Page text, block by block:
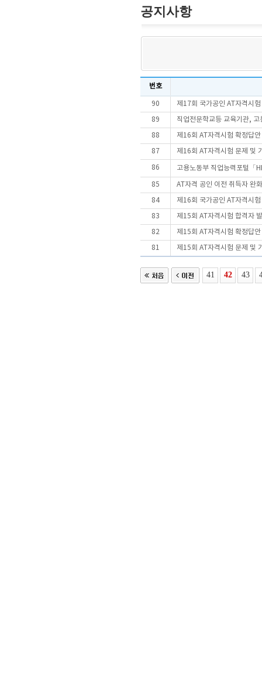
공지사항
번호
90 제17회 국가공인 AT자격시
89 직업전문학교등 교육기관,
88 제16회 AT자격시험 확정답
87 제16회 AT자격시험 문제 및
86 고용노동부 직업능력포털「
85 AT자격 공인 이전 취득자 완
84 제16회 국가공인 AT자격시
83 제15회 AT자격시험 합격자
82 제15회 AT자격시험 확정답
81 제15회 AT자격시험 문제 및
41 42 43